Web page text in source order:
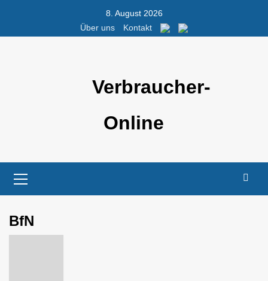
content
8. August 2026
Über uns
Kontakt
Verbraucher-
Online
Menu
BfN